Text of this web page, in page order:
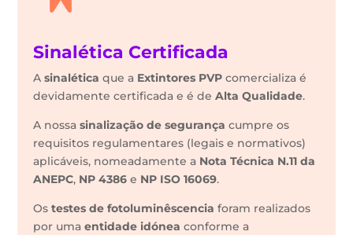
Sinalética Certificada
Asinalética que a Extintores PVP comercializa é
devidamente certificada e é deAlta Qualidade.
A nossasinalização de segurança cumpre os
requisitos regulamentares (legais e normativos)
aplicáveis, nomeadamente a Nota Técnica N.11 da
ANEPC, NP 4386 e NP ISO 16069.
Ostestes de fotoluminêscencia foram realizados
por umaentidade idónea conforme a